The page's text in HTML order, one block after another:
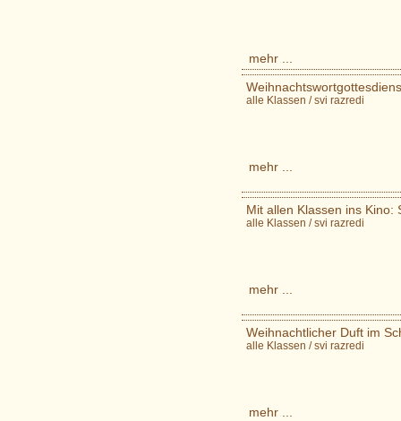
mehr ...
alle Klassen / svi razredi
mehr ...
Mit allen Klassen ins
alle Klassen / svi razredi
mehr ...
Weihnachtlicher Duft im
alle Klassen / svi razredi
mehr ...